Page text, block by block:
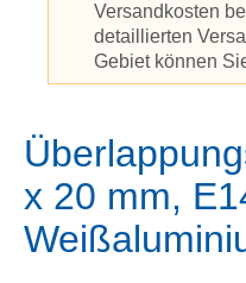
Versandkosten
detaillierten
Gebiet können
x 20 mm,